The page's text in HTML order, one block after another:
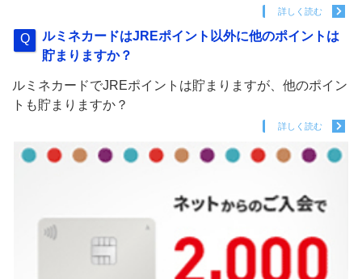
詳しく読む
ルミネカードはJREポイント以外に他のポイントは
貯まりますか？
ルミネカードでJREポイントは貯まりますが、他のポイン
トも貯まりますか？
詳しく読む